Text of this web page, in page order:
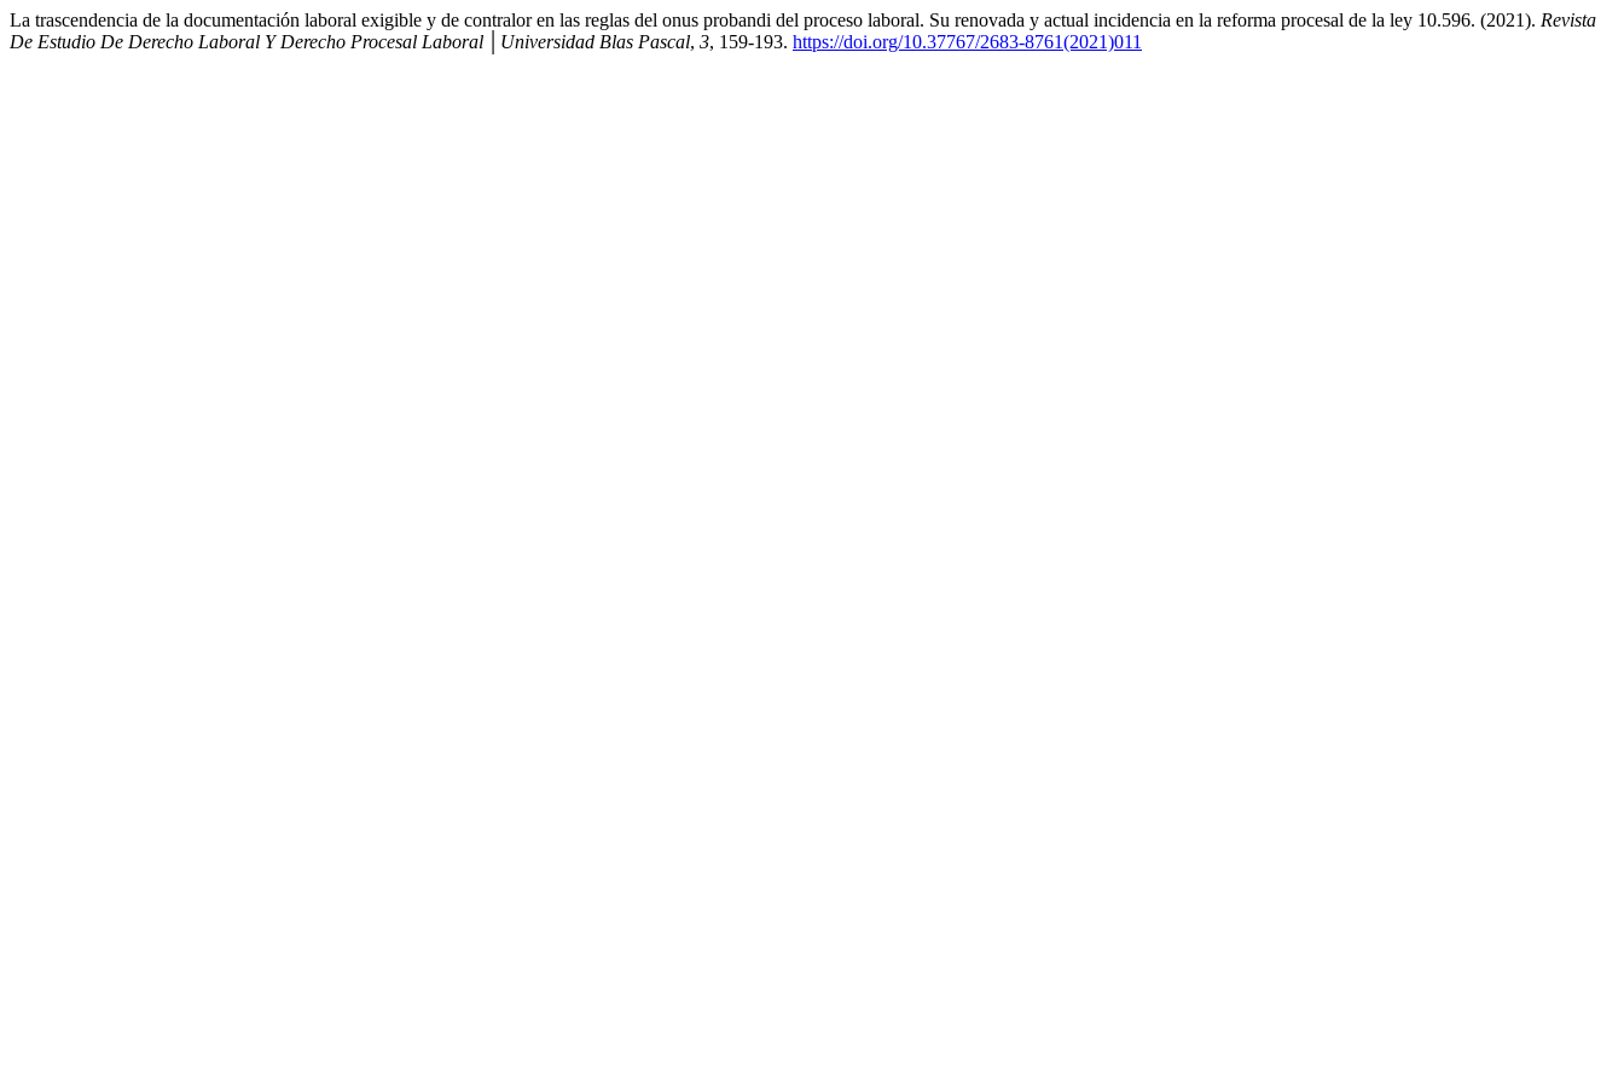
La trascendencia de la documentación laboral exigible y de contralor en las reglas del onus probandi del proceso laboral. Su renovada y actual incidencia en la reforma procesal de la ley 10.596. (2021). Revista
De Estudio De Derecho Laboral Y Derecho Procesal Laboral │Universidad Blas Pascal, 3, 159-193. https://doi.org/10.37767/2683-8761(2021)011